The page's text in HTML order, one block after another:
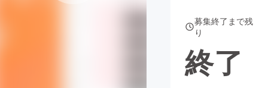
募集終了まで残
り
終了